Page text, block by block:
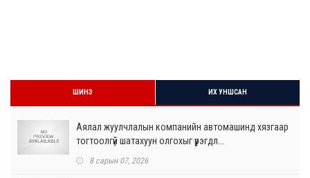
ШИНЭ ИХ УНШСАН
Аялал жуулчлалын компанийн автомашинд хязгаар
тогтоолгүй шатахуун олгохыг үүрэгдл...
8 сарын 07, 2026